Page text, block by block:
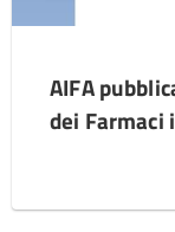
AIFA
dei Farmaci